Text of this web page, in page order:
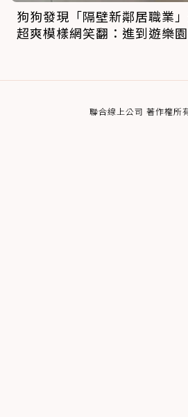
狗狗發現「隔壁新鄰居職業
超爽模樣網笑翻：進到遊樂園
聯合線上公司 著作權所